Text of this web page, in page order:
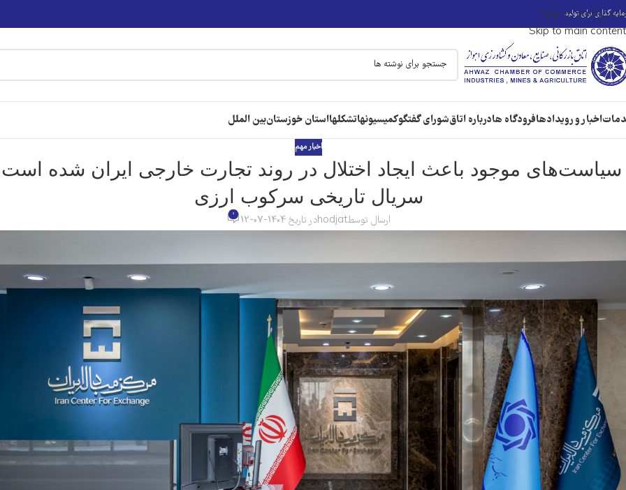
Skip to navigation
Skip to main content
گذاری برای تولید
اخبار و رویدادهافرودگاه هادرباره اتاقشورای گفتگوکمیسیونهاتشکلهااستان خوزستانبین الملل
اخبار مهم
سیاست‌های موجود باعث ایجاد اختلال در روند تجارت خارجی ایران شده
سریال تاریخی سرکوب ارزی
ارسال توسطhodjatدر تاریخ 1404-07-12 0